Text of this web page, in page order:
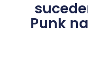
Punk